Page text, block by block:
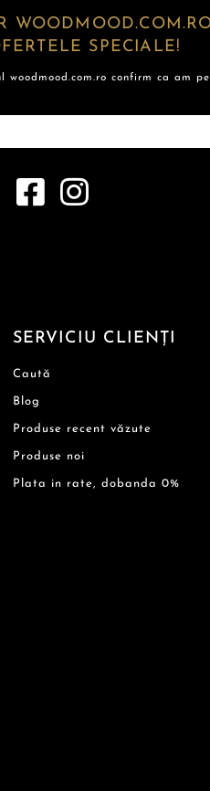
SPECIALE!
woodmood.com.ro confirm ca am
SERVICIU CLIENȚI
Caută
Blog
Produse recent văzute
Produse noi
Plata in rate, dobanda 0%